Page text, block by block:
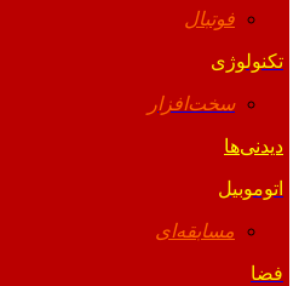
فوتبال
تکنولوژی
سخت‌افزار
دیدنی‌ها
اتوموبیل
مسابقه‌ای
فضا